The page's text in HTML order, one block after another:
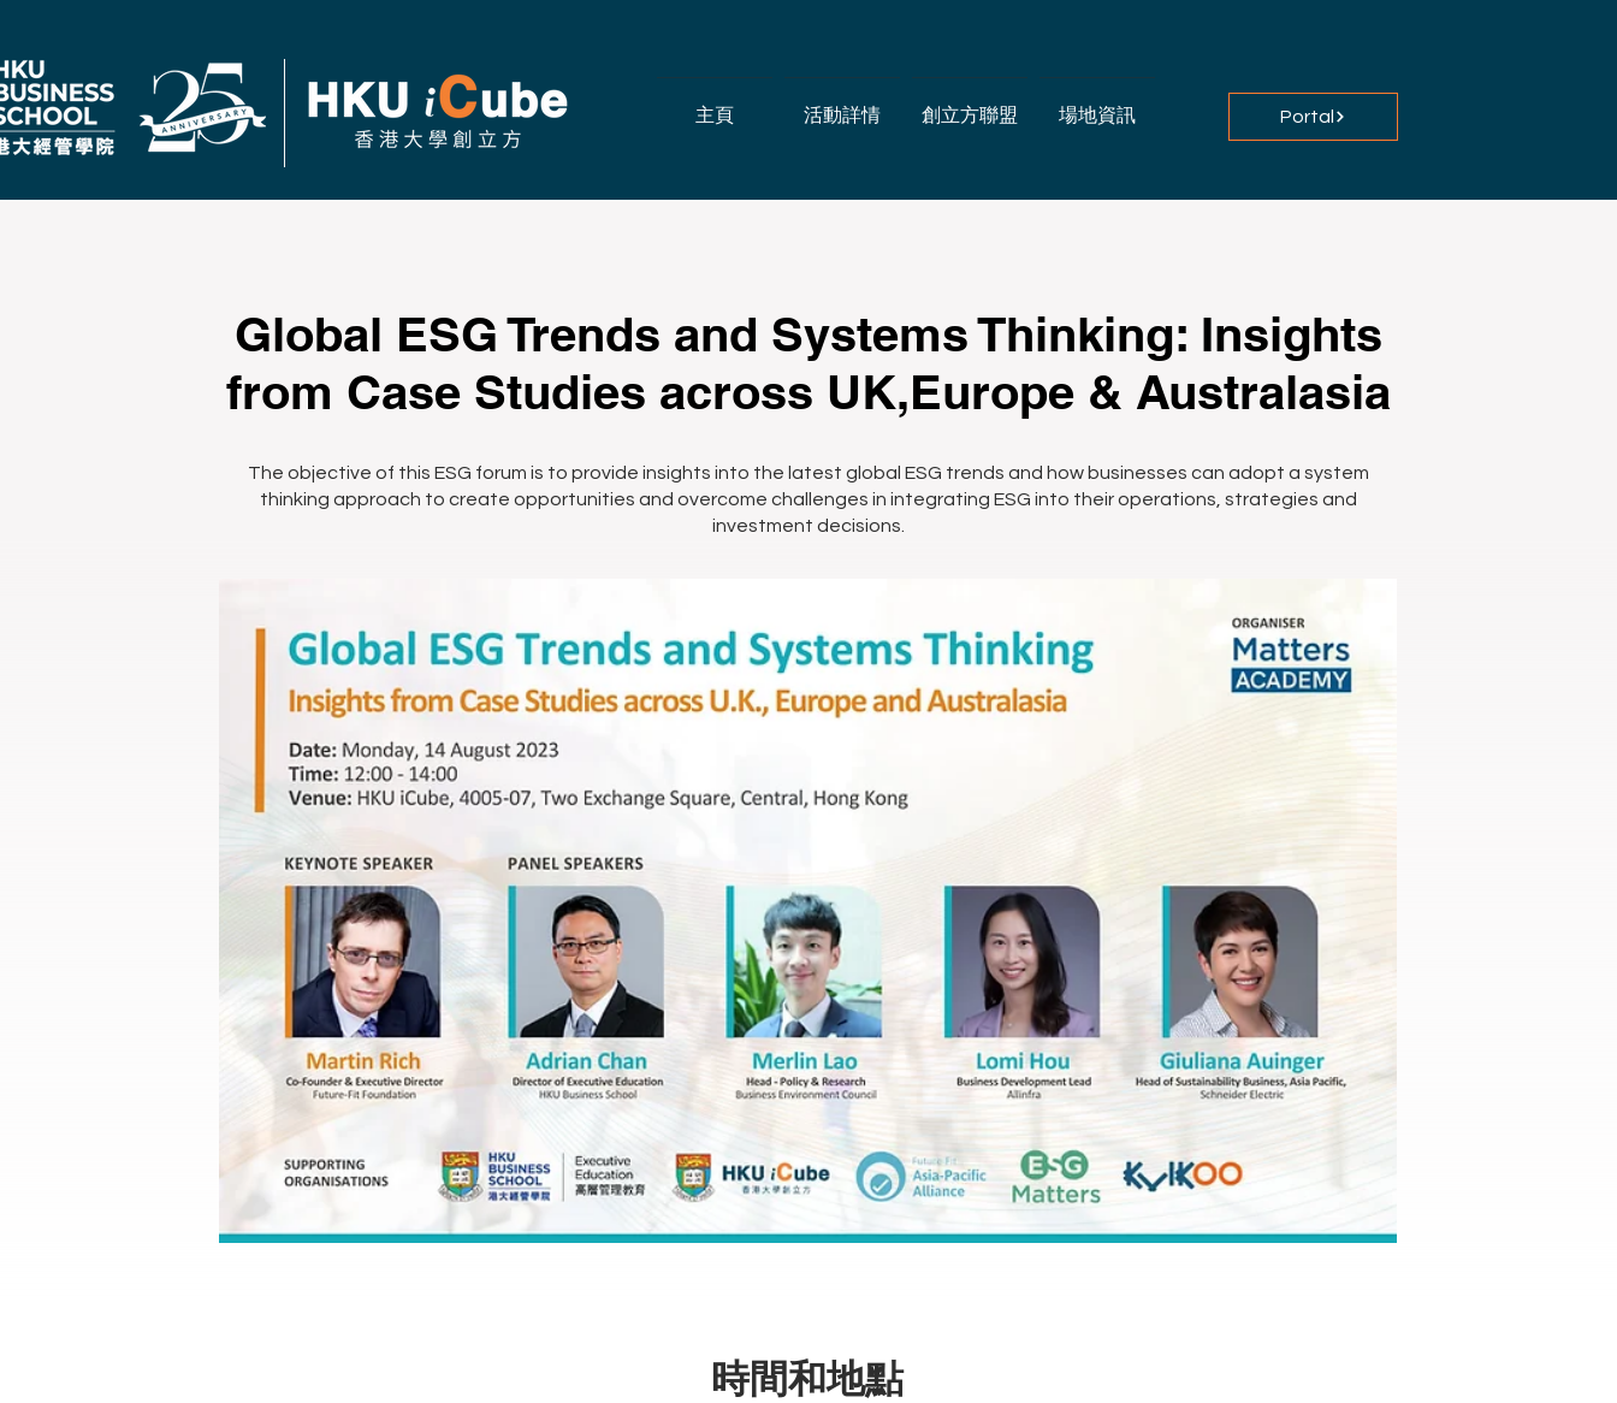
Portal
主頁 活動詳情 創立方聯盟 場地資訊
Global ESG Trends and Systems Thinking: Insights
from Case Studies across UK,Europe & Australasia
The objective of this ESG forum is to provide insights into the latest global ESG trends and how businesses can adopt a system
thinking approach to create opportunities and overcome challenges in integrating ESG into their operations, strategies and
investment decisions.
時間和地點